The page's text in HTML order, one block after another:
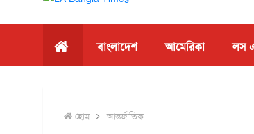
বাংলাদেশ আমেরিকা লস
হোম আন্তর্জাতিক